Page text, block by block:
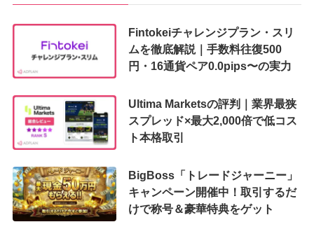
Fintokeiチャレンジプラン・スリ
ムを徹底解説｜手数料往復500
円・16通貨ペア0.0pips〜の実力
Ultima Marketsの評判｜業界最狭
スプレッド×最大2,000倍で低コス
ト本格取引
BigBoss「トレードジャーニー」
キャンペーン開催中！取引するだ
けで称号＆豪華特典をゲット